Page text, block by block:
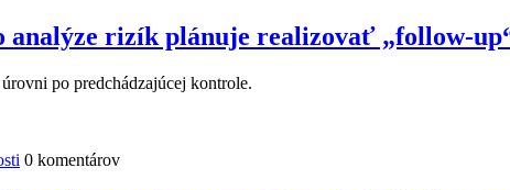
analýze rizík plánuje realizovať „follow-
po predchádzajúcej kontrole.
0 komentárov